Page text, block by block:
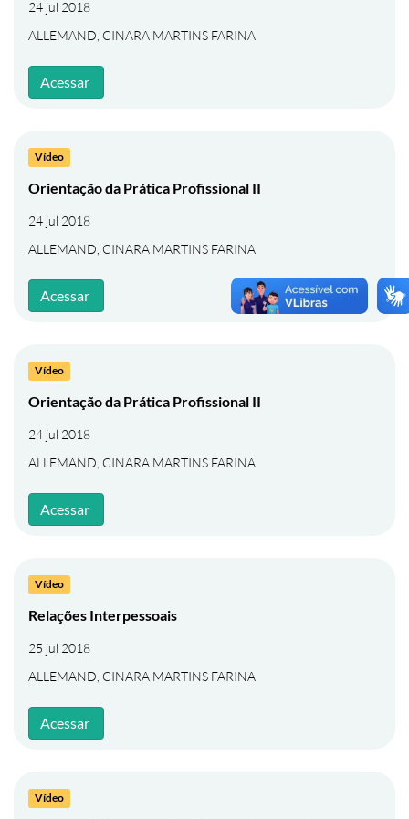
24 jul 2018
ALLEMAND, CINARA MARTINS FARINA
Acessar
Vídeo
Orientação da Prática Profissional II
24 jul 2018
ALLEMAND, CINARA MARTINS FARINA
Acessar
Vídeo
Orientação da Prática Profissional II
24 jul 2018
ALLEMAND, CINARA MARTINS FARINA
Acessar
Vídeo
Relações Interpessoais
25 jul 2018
ALLEMAND, CINARA MARTINS FARINA
Acessar
Vídeo